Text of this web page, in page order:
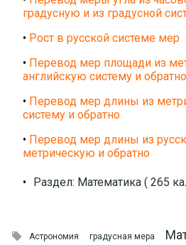
градусную и из градусной
• Рост в русской системе мер
• Перевод мер площади из
английскую систему и обратно
• Перевод мер длины из
систему и обратно
• Перевод мер длины из
метрическую и обратно
• Раздел: Математика ( 265
 Астрономия градусная мера